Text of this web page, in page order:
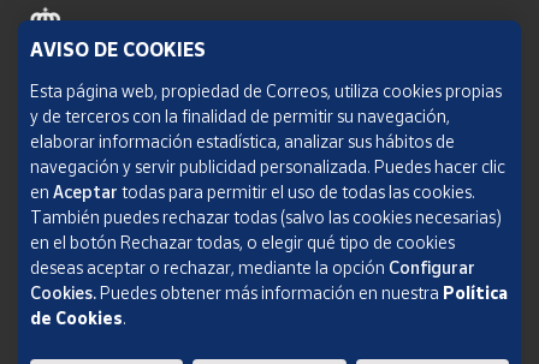
Política de cookies
Aviso legal
Condiciones del servicio
Política de Privacidad Web
Informe de transparencia
SOCIEDAD ESTATAL CORREOS Y TELÉGRAFOS, S.A., S.M.E. Todos los derechos
AVISO DE COOKIES
Esta página web, propiedad de Correos, utiliza cookies propias
y de terceros con la finalidad de permitir su navegación,
elaborar información estadística, analizar sus hábitos de
navegación y servir publicidad personalizada. Puedes hacer clic
en Aceptar todas para permitir el uso de todas las cookies.
También puedes rechazar todas (salvo las cookies necesarias)
en el botón Rechazar todas, o elegir qué tipo de cookies
deseas aceptar o rechazar, mediante la opción Configurar
Cookies.Puedes obtener más información en nuestra Política
de Cookies.